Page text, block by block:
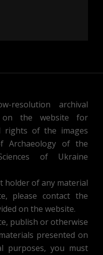
resolution archival
on the website for
rights of the images
Archaeology of the
of Ukraine
holder of any material
please contact the
on the website.
publish or otherwise
presented on
purposes, you must